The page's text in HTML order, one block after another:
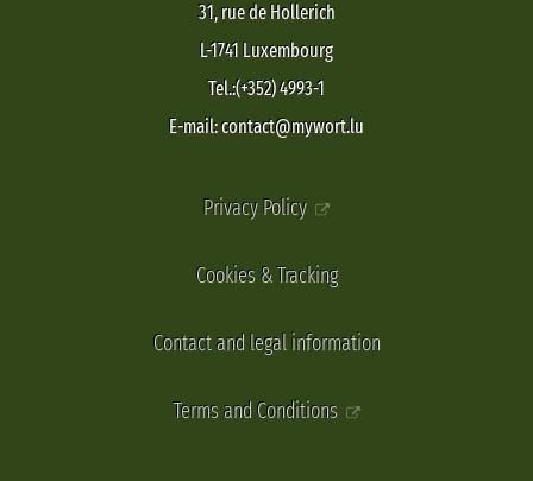
31, rue de Hollerich
L-1741 Luxembourg
Tel.:(+352) 4993-1
E-mail: contact@mywort.lu
Privacy Policy
Cookies & Tracking
Contact and legal information
Terms and Conditions